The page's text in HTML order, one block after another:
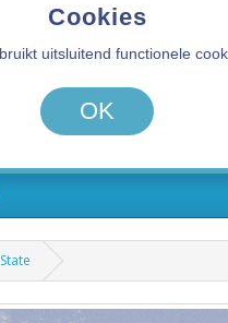
0 product(en) - 0,00€
Cookies
uitsluitend functionele
OK